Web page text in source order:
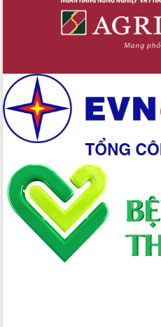
Định vị cà phê Việt Nam như một “di
sản sống” trong dòng chảy toàn cầu
Xây dựng nông thôn mới: Nâng cao đời
thực
Quyết liệt tháo gỡ vướng mắc, đẩy
nhanh tiến độ các dự án trọng điểm
trong Khu kinh tế Nam Phú Yên
Hòn Yến phát triển du lịch gắn với bảo
Lấy ý kiến điều chỉnh Quy hoạch tỉnh
Đắk Lắk thời kỳ 2021-2030, tầm nhìn
đến năm 2050
Phát động chiến dịch 30 ngày đêm
giải phóng mặt bằng Tuyến đường bộ
Đắk Lắk nỗ lực thúc đẩy tăng trưởng